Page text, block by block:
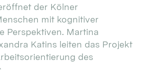
der Kölner
mit kognitiver
Perspektiven. Martina
Katins leiten das Projekt
des